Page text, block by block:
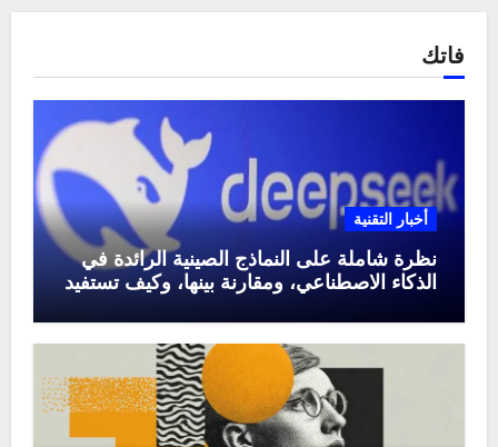
فاتك
أخبار التقنية
نظرة شاملة على النماذج الصينية الرائدة في
الذكاء الاصطناعي، ومقارنة بينها، وكيف تستفيد